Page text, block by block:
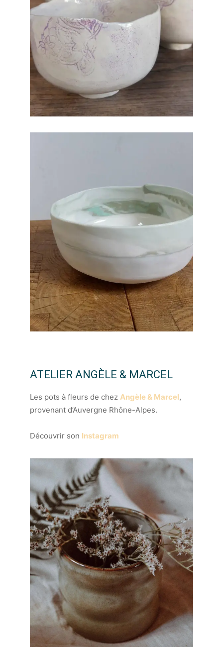
ATELIER ANGÈLE & MARCEL
Les pots à fleurs de chez Angèle & Marcel,
provenant d’Auvergne Rhône-Alpes.
Découvrir son Instagram